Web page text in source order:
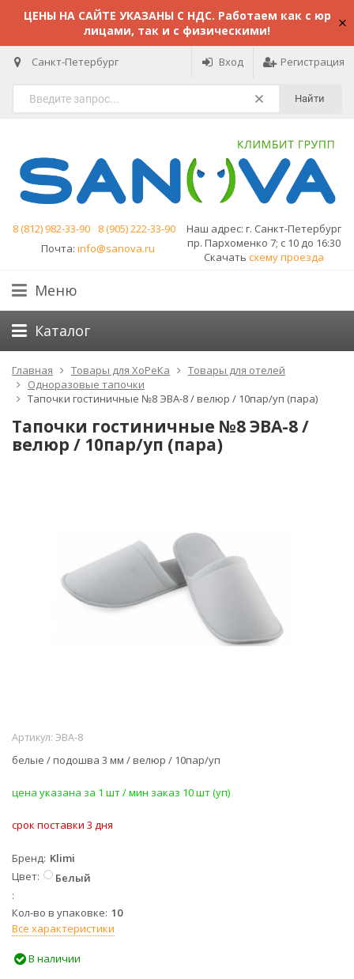
ЦЕНЫ НА САЙТЕ УКАЗАНЫ С НДС. Работаем как с юр
лицами, так и с физическими!
Санкт-Петербург Вход Регистрация
Найти
8 (812) 982-33-90
8 (905) 222-33-90
Почта: info@sanova.ru
Наш адрес: г. Санкт-Петербург
пр. Пархоменко 7; с 10 до 16:30
Скачать схему проезда
Меню
Каталог
Главная Товары для ХоРеКа
Товары для отелей
Одноразовые тапочки
Тапочки гостиничные №8 ЭВА-8 / велюр / 10пар/уп (пара)
Тапочки гостиничные №8 ЭВА-8 /
велюр / 10пар/уп (пара)
Артикул: ЭВА-8
белые / подошва 3 мм / велюр / 10пар/уп
​цена указана за 1 шт / мин заказ 10 шт (уп)
срок поставки 3 дня
Бренд Klimi
Цвет
Белый
Кол-во в упаковке 10
Все характеристики
В наличии